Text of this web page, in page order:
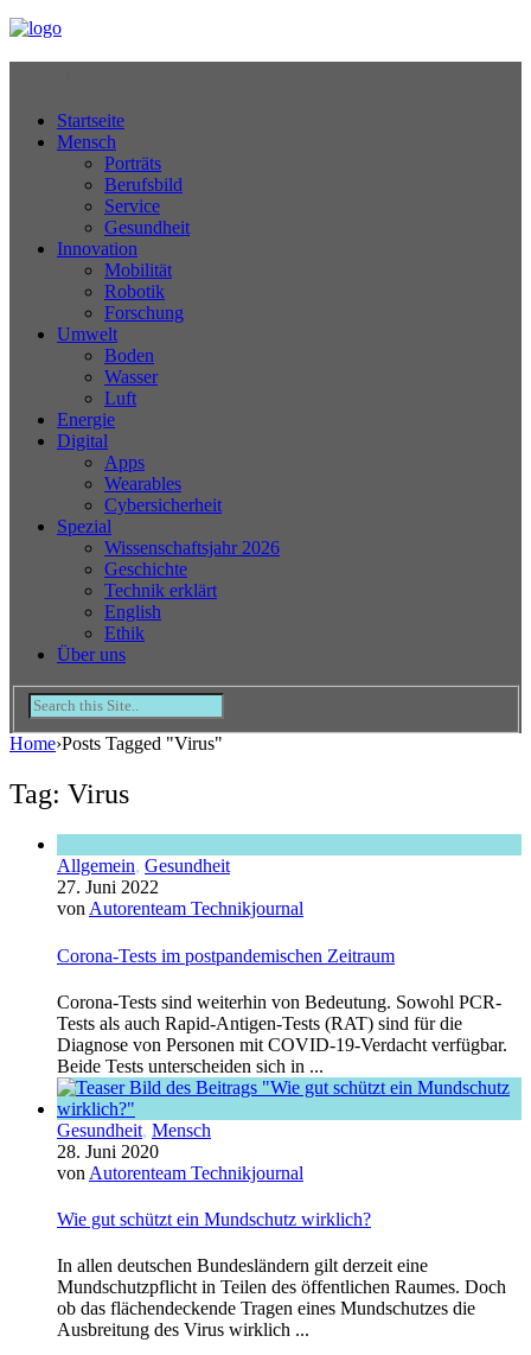
Startseite
Mensch
Porträts
Berufsbild
Service
Gesundheit
Innovation
Mobilität
Robotik
Forschung
Umwelt
Boden
Wasser
Luft
Energie
Digital
Apps
Wearables
Cybersicherheit
Spezial
Wissenschaftsjahr 2026
Geschichte
Technik erklärt
English
Ethik
Über uns
Home›Posts Tagged "Virus"
Tag: Virus
Allgemein, Gesundheit
27. Juni 2022
von Autorenteam Technikjournal
Corona-Tests im postpandemischen Zeitraum
Corona-Tests sind weiterhin von Bedeutung. Sowohl PCR-
Tests als auch Rapid-Antigen-Tests (RAT) sind für die
Diagnose von Personen mit COVID-19-Verdacht verfügbar.
Beide Tests unterscheiden sich in ...
Gesundheit, Mensch
28. Juni 2020
von Autorenteam Technikjournal
Wie gut schützt ein Mundschutz wirklich?
In allen deutschen Bundesländern gilt derzeit eine
Mundschutzpflicht in Teilen des öffentlichen Raumes. Doch
ob das flächendeckende Tragen eines Mundschutzes die
Ausbreitung des Virus wirklich ...